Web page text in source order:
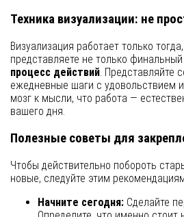
Техника визуализации: не
Визуализация работает только
представляете не только финальный
процесс действий. Представляйте
ежедневные шаги с удовольствием
мозг к мысли, что работа —
вашего дня.
Полезные советы для
Чтобы действительно побороть
новые, следуйте этим
Начните сегодня: Сделайте